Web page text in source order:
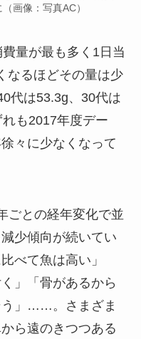
画像：写真AC）
量が最も多く1日当
なるほどその量は少
代は53.3g、30代は
も2017年度デー
々に少なくなって
ごとの経年変化で並
少傾向が続いてい
べて魚は高い」
」「骨があるから
う」……。さまざま
ら遠のきつつある